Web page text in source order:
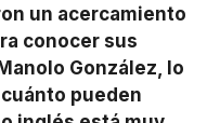
un acercamiento
conocer sus
González, lo
pueden